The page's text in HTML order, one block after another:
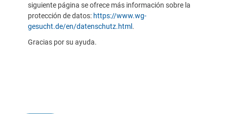
siguiente página se ofrece más información sobre la
protección de datos: https://www.wg-
gesucht.de/en/datenschutz.html .
Gracias por su ayuda.